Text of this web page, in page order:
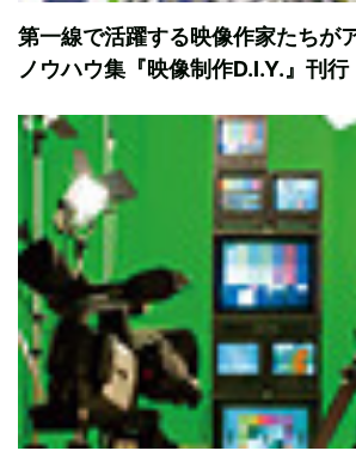
第一線で活躍する映像作家たちが
ノウハウ集『映像制作D.I.Y.』刊行